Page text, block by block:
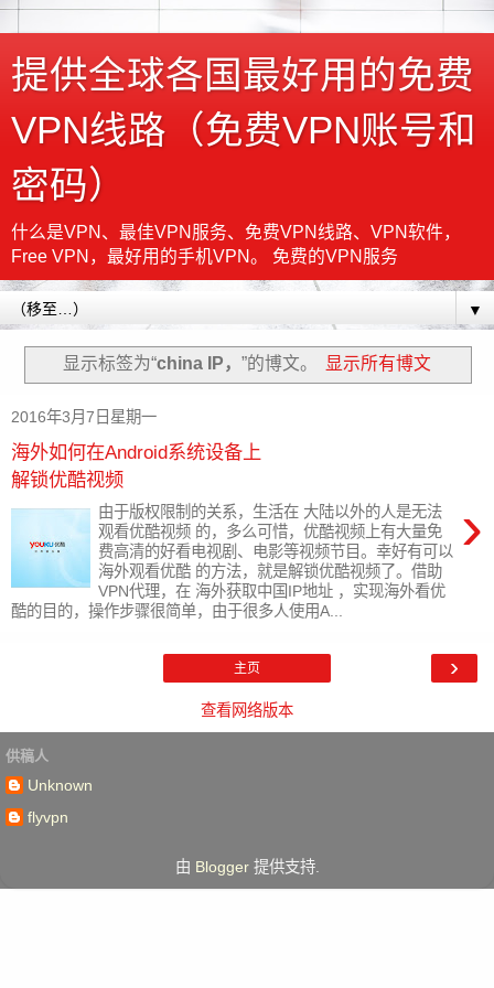
提供全球各国最好用的免费
VPN线路（免费VPN账号和
密码）
什么是VPN、最佳VPN服务、免费VPN线路、VPN软件，
Free VPN，最好用的手机VPN。 免费的VPN服务
▼
显示标签为“china IP，”的博文。 显示所有博文
2016年3月7日星期一
海外如何在Android系统设备上
解锁优酷视频
›
由于版权限制的关系，生活在 大陆以外的人是无法
观看优酷视频 的，多么可惜，优酷视频上有大量免
费高清的好看电视剧、电影等视频节目。幸好有可以
海外观看优酷 的方法，就是解锁优酷视频了。借助
VPN代理，在 海外获取中国IP地址 ，实现海外看优
酷的目的，操作步骤很简单，由于很多人使用A...
›
主页
查看网络版本
供稿人
Unknown
flyvpn
由 Blogger提供支持.